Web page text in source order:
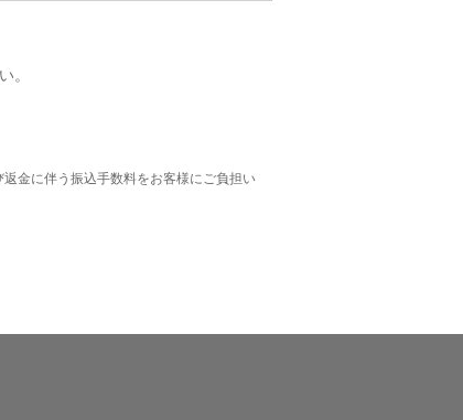
。
金に伴う振込手数料をお客様にご負担い